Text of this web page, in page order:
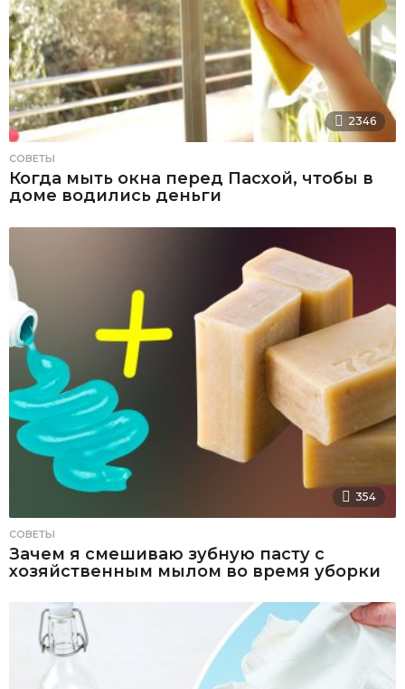
2346
СОВЕТЫ
Когда мыть окна перед Пасхой, чтобы в
доме водились деньги
354
СОВЕТЫ
Зачем я смешиваю зубную пасту с
хозяйственным мылом во время уборки